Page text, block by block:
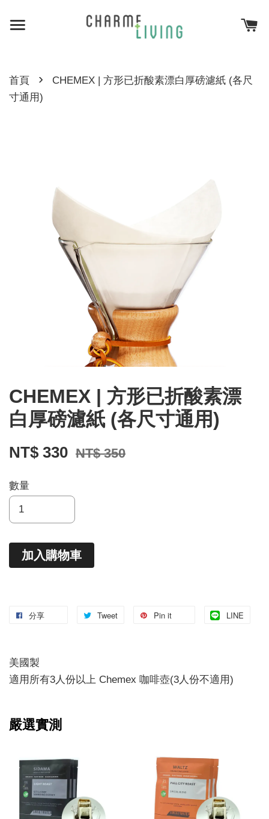
首頁 ›
CHEMEX | 方形已折酸素漂白厚磅濾紙 (各尺
寸通用)
CHEMEX | 方形已折酸素漂
白厚磅濾紙 (各尺寸通用)
NT$ 330 NT$ 350
數量
加入購物車
分享 Tweet Pin it LINE
美國製
適用所有3人份以上 Chemex 咖啡壺(3人份不適用)
嚴選實測